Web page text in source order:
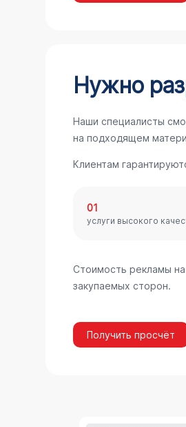
Нужно
Наши специалисты
на подходящем
Клиентам
01
услуги высокого
Стоимость рекламы
закупаемых сторон.
Получить просчёт